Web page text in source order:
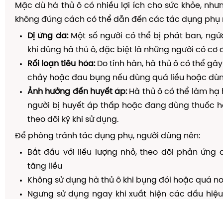
Mặc dù hà thủ ô có nhiều lợi ích cho sức khỏe,
không đúng cách có thể dẫn đến các tác dụng phụ
Dị ứng da:Một số người có thể bị phát ban,
khi dùng hà thủ ô, đặc biệt là những người có cơ
Rối loạn tiêu hóa:Do tính hàn, hà thủ ô có thể
chảy hoặc đau bụng nếu dùng quá liều hoặc
Ảnh hưởng đến huyết áp:Hà thủ ô có thể làm hạ
người bị huyết áp thấp hoặc đang dùng thuốc
theo dõi kỹ khi sử dụng.
Để phòng tránh tác dụng phụ, người dùng nên:
Bắt đầu với liều lượng nhỏ, theo dõi phản ứng
tăng liều
Không sử dụng hà thủ ô khi bụng đói hoặc quá no
Ngưng sử dụng ngay khi xuất hiện các dấu